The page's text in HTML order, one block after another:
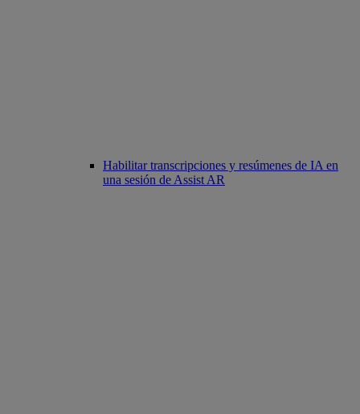
Habilitar transcripciones y resúmenes de IA en
una sesión de Assist AR